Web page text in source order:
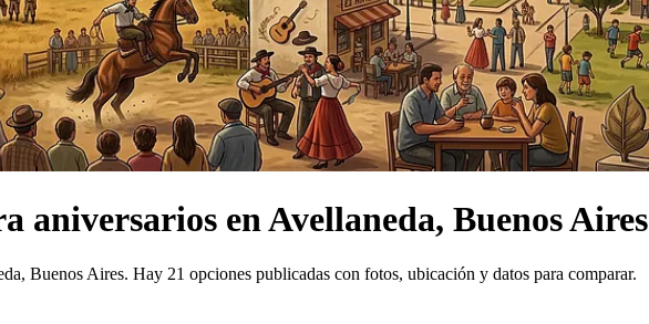
aniversarios enAvellaneda, Buenos Aires
Buenos Aires. Hay 21 opciones publicadas con fotos, ubicación y datos para comparar.